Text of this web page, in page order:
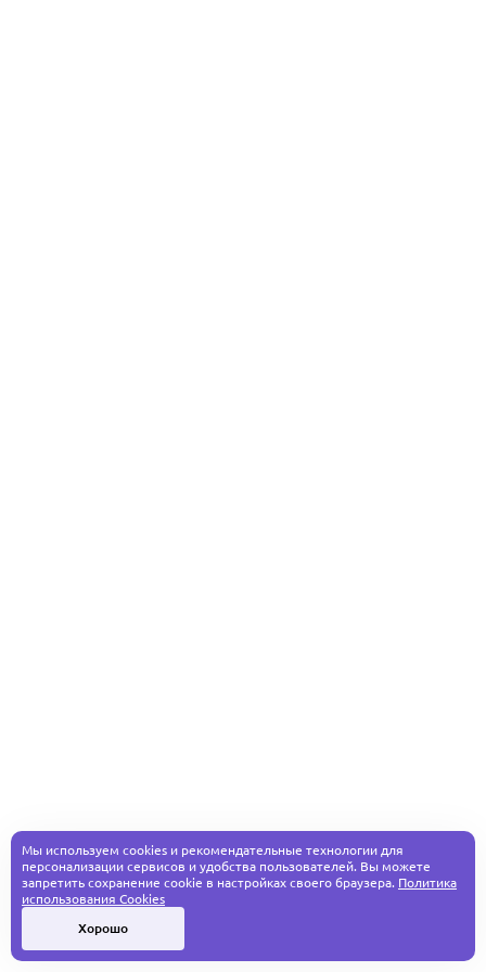
Мы используем cookies и рекомендательные технологии для
персонализации сервисов и удобства пользователей. Вы можете
запретить сохранение cookie в настройках своего браузера. Политика
использования Cookies
Хорошо